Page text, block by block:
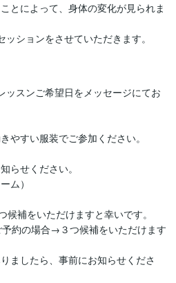
とによって、身体の変化が見られま
ションをさせていただきます。
ッスンご希望日をメッセージにてお
やすい服装でご参加ください。
らせください。
ム）
補をいただけますと幸いです。
約の場合→３つ候補をいただけます
ましたら、事前にお知らせくださ